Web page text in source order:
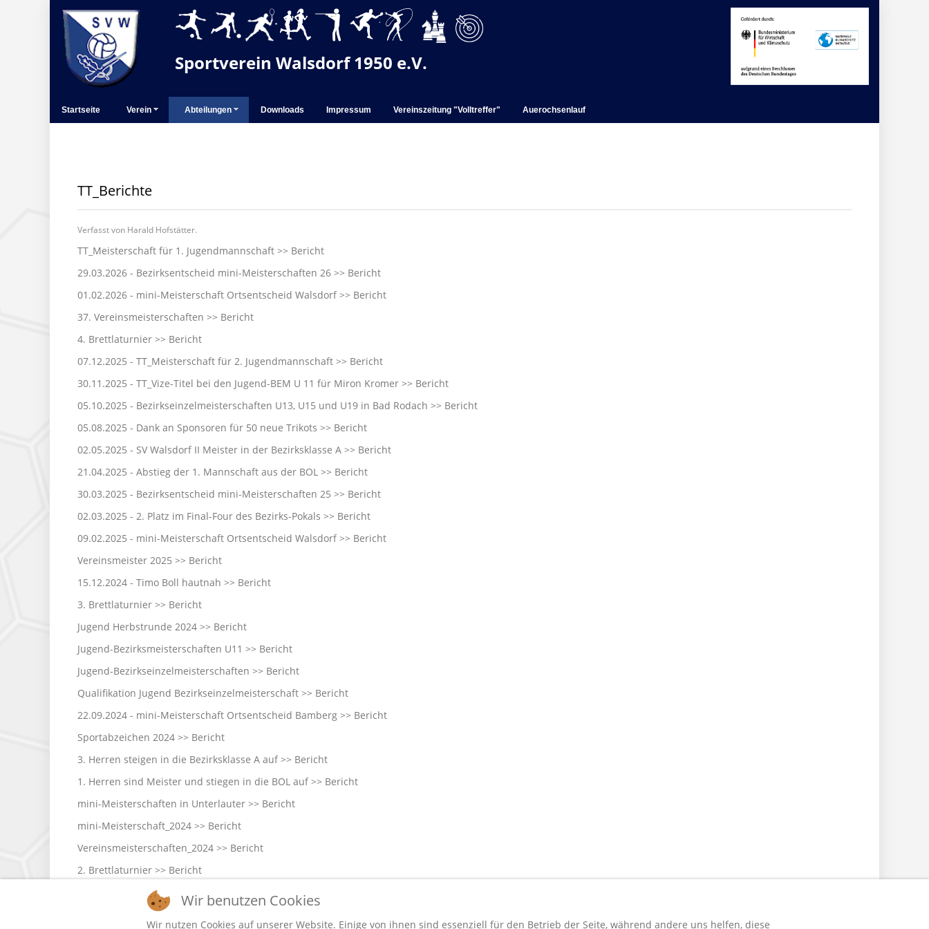
Sportverein Walsdorf 1950 e.V.
Startseite Verein Abteilungen Downloads Impressum Vereinszeitung "Volltreffer" Auerochsenlauf
TT_Berichte
Verfasst von Harald Hofstätter.
TT_Meisterschaft für 1. Jugendmannschaft >> Bericht
29.03.2026 - Bezirksentscheid mini-Meisterschaften 26 >> Bericht
01.02.2026 - mini-Meisterschaft Ortsentscheid Walsdorf >> Bericht
37. Vereinsmeisterschaften >> Bericht
4. Brettlaturnier >> Bericht
07.12.2025 - TT_Meisterschaft für 2. Jugendmannschaft >> Bericht
30.11.2025 - TT_Vize-Titel bei den Jugend-BEM U 11 für Miron Kromer >> Bericht
05.10.2025 - Bezirkseinzelmeisterschaften U13, U15 und U19 in Bad Rodach >> Bericht
05.08.2025 - Dank an Sponsoren für 50 neue Trikots >> Bericht
02.05.2025 - SV Walsdorf II Meister in der Bezirksklasse A >> Bericht
21.04.2025 - Abstieg der 1. Mannschaft aus der BOL >> Bericht
30.03.2025 - Bezirksentscheid mini-Meisterschaften 25 >> Bericht
02.03.2025 - 2. Platz im Final-Four des Bezirks-Pokals >> Bericht
09.02.2025 - mini-Meisterschaft Ortsentscheid Walsdorf >> Bericht
Vereinsmeister 2025 >> Bericht
15.12.2024 - Timo Boll hautnah >> Bericht
3. Brettlaturnier >> Bericht
Jugend Herbstrunde 2024 >> Bericht
Jugend-Bezirksmeisterschaften U11 >> Bericht
Jugend-Bezirkseinzelmeisterschaften >> Bericht
Qualifikation Jugend Bezirkseinzelmeisterschaft >> Bericht
22.09.2024 - mini-Meisterschaft Ortsentscheid Bamberg >> Bericht
Sportabzeichen 2024 >> Bericht
3. Herren steigen in die Bezirksklasse A auf >> Bericht
1. Herren sind Meister und stiegen in die BOL auf >> Bericht
mini-Meisterschaften in Unterlauter >> Bericht
mini-Meisterschaft_2024 >> Bericht
Vereinsmeisterschaften_2024 >> Bericht
2. Brettlaturnier >> Bericht
Vizetitel für Julia Köhlerschmidt >>
Jugend-Bezirkseinzelmeisterschaften 2023 >>
Wir benutzen Cookies
Wir nutzen Cookies auf unserer Website. Einige von ihnen sind essenziell für den Betrieb der Seite, während andere uns helfen, diese